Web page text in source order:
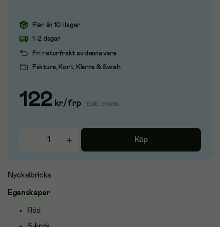
Fler än 10 i lager
Fri returfrakt av denna vara
1-2 dagar
Faktura, Kort, Klarna & Swish
122 kr/frp Exkl. moms
Köp
Nyckelbricka
Egenskaper
Röd